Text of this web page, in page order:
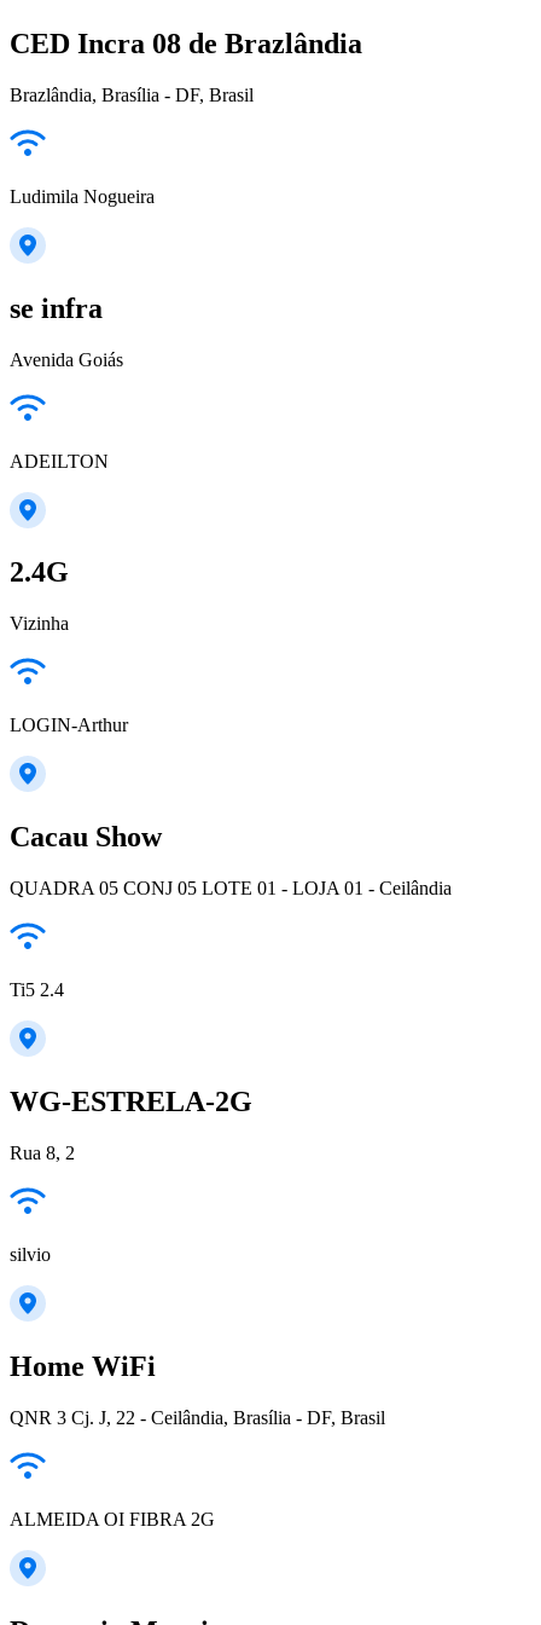
CED Incra 08 de Brazlândia
Brazlândia, Brasília - DF, Brasil
Ludimila Nogueira
se infra
Avenida Goiás
ADEILTON
2.4G
Vizinha
LOGIN-Arthur
Cacau Show
QUADRA 05 CONJ 05 LOTE 01 - LOJA 01 - Ceilândia
Ti5 2.4
WG-ESTRELA-2G
Rua 8, 2
silvio
Home WiFi
QNR 3 Cj. J, 22 - Ceilândia, Brasília - DF, Brasil
ALMEIDA OI FIBRA 2G